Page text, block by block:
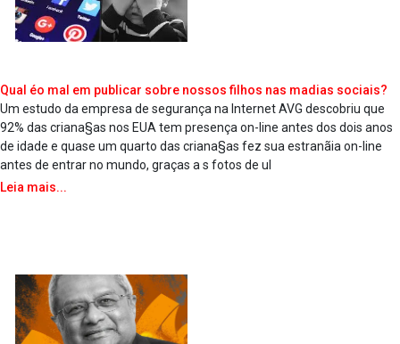
Qual éo mal em publicar sobre nossos filhos nas ma­dias sociais?
Um estudo da empresa de segurança na Internet AVG descobriu que
92% das criana§as nos EUA tem presença on-line antes dos dois anos
de idade e quase um quarto das criana§as fez sua estranãia on-line
antes de entrar no mundo, graças a s fotos de ul
Leia mais...